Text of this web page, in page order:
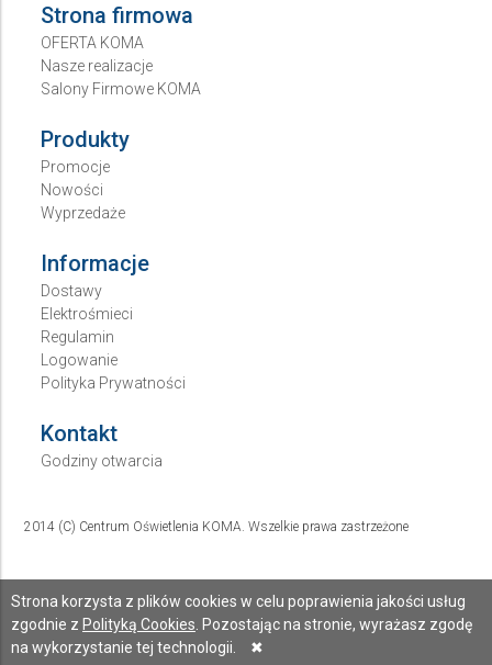
Strona korzysta z plików cookies w celu poprawienia jakości usług
zgodnie z Polityką Cookies . Pozostając na stronie, wyrażasz zgodę
na wykorzystanie tej technologii.
✖
Strona firmowa
OFERTA KOMA
Nasze realizacje
Salony Firmowe KOMA
Produkty
Promocje
Nowości
Wyprzedaże
Informacje
Dostawy
Elektrośmieci
Regulamin
Logowanie
Polityka Prywatności
Kontakt
Godziny otwarcia
2014 (C) Centrum Oświetlenia KOMA. Wszelkie prawa zastrzeżone